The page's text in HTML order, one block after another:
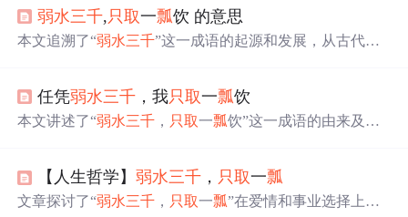
弱水三千, 只取一瓢饮 的意思
本文追溯了“弱水三千”这一成语的起源和发展，从古代文
任凭弱水三千 ，我只取一瓢饮
本文讲述了“弱水三千 ， 只取一瓢饮”这一成语的由来及其
【人生哲学】弱水三千 ， 只取一瓢
文章探讨了“弱水三千 ， 只取一瓢”在爱情和事业选择上的